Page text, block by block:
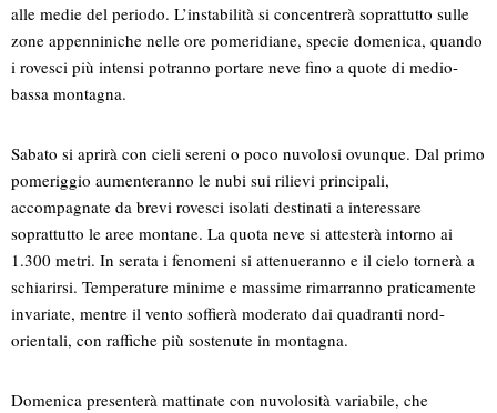
alle medie del periodo. L’instabilità si concentrerà soprattutto sulle
zone appenniniche nelle ore pomeridiane, specie domenica, quando
i rovesci più intensi potranno portare neve fino a quote di medio-
bassa montagna.
Sabato si aprirà con cieli sereni o poco nuvolosi ovunque. Dal primo
pomeriggio aumenteranno le nubi sui rilievi principali,
accompagnate da brevi rovesci isolati destinati a interessare
soprattutto le aree montane. La quota neve si attesterà intorno ai
1.300 metri. In serata i fenomeni si attenueranno e il cielo tornerà a
schiarirsi. Temperature minime e massime rimarranno praticamente
invariate, mentre il vento soffierà moderato dai quadranti nord-
orientali, con raffiche più sostenute in montagna.
Domenica presenterà mattinate con nuvolosità variabile, che